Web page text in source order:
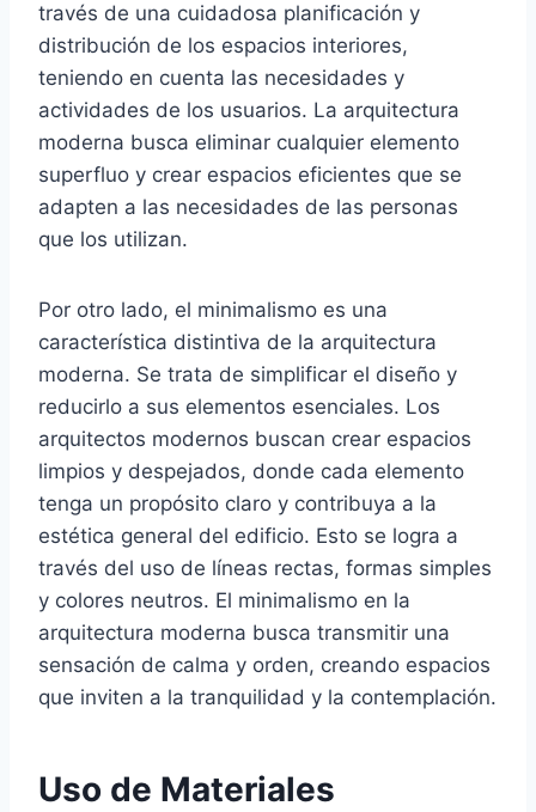
través de una cuidadosa planificación y
distribución de los espacios interiores,
teniendo en cuenta las necesidades y
actividades de los usuarios. La arquitectura
moderna busca eliminar cualquier elemento
superfluo y crear espacios eficientes que se
adapten a las necesidades de las personas
que los utilizan.
Por otro lado, el minimalismo es una
característica distintiva de la arquitectura
moderna. Se trata de simplificar el diseño y
reducirlo a sus elementos esenciales. Los
arquitectos modernos buscan crear espacios
limpios y despejados, donde cada elemento
tenga un propósito claro y contribuya a la
estética general del edificio. Esto se logra a
través del uso de líneas rectas, formas simples
y colores neutros. El minimalismo en la
arquitectura moderna busca transmitir una
sensación de calma y orden, creando espacios
que inviten a la tranquilidad y la contemplación.
Uso de Materiales